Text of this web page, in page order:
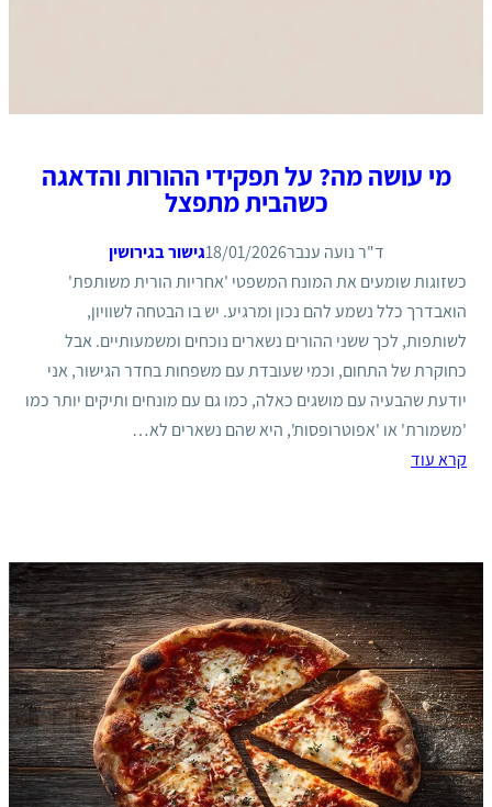
מי עושה מה? על תפקידי ההורות והדאגה
כשהבית מתפצל
ד"ר נועה ענבר18/01/2026גישור בגירושין
כשזוגות שומעים את המונח המשפטי 'אחריות הורית משותפת'
הואבדרך כלל נשמע להם נכון ומרגיע. יש בו הבטחה לשוויון,
לשותפות, לכך ששני ההורים נשארים נוכחים ומשמעותיים. אבל
כחוקרת של התחום, וכמי שעובדת עם משפחות בחדר הגישור, אני
יודעת שהבעיה עם מושגים כאלה, כמו גם עם מונחים ותיקים יותר כמו
'משמורת' או 'אפוטרופסות', היא שהם נשארים לא…
קרא עוד